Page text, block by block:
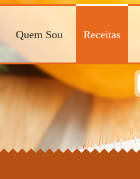
Quem Sou Receitas